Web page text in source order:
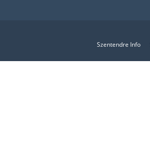
Szentendre Info